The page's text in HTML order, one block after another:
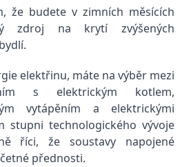
že budete v zimních měsících
zdroj na krytí zvýšených
elektřinu, máte na výběr mezi
s elektrickým kotlem,
vytápěním a elektrickými
stupni technologického vývoje
říci, že soustavy napojené
přednosti.